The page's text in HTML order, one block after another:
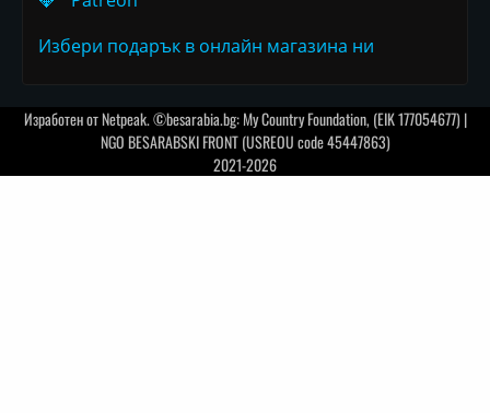
Избери подарък в онлайн магазина ни
Изработен отNetpeak. ©besarabia.bg: My Country Foundation, (EIK 177054677) |
NGO BESARABSKI FRONT (USREOU code 45447863)
2021-2026